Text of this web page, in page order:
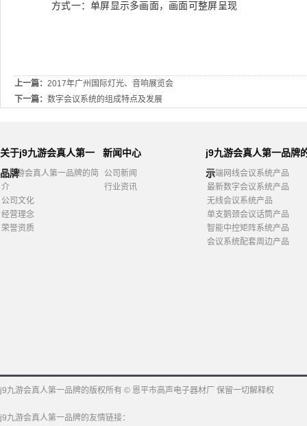
方式一：单屏显示多画面，画面可整屏呈现
上一篇： 2017年广州国际灯光、音响展览会
下一篇： 数字会议系统的组成特点及发展
关于j9九游会真人第一
品牌
j9九游会真人第一品牌的简
介
公司文化
经营理念
荣誉资质
新闻中心
公司新闻
行业资讯
j9九游会真人第一品牌
示
高端网线会议系统产品
最新数字会议系统产品
无线会议系统产品
单支鹅颈会议话筒产品
智能中控矩阵系统产品
会议系统配套周边产品
j9九游会真人第一品牌的版权所有 © 恩平市高声电子器材厂 保留一切解释权
j9九游会真人第一品牌的友情链接：